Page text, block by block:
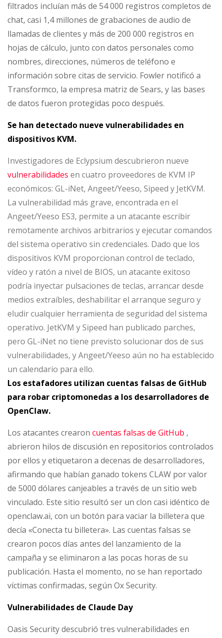
filtrados incluían más de 54 000 registros completos de
chat, casi 1,4 millones de grabaciones de audio de
llamadas de clientes y más de 200 000 registros en
hojas de cálculo, junto con datos personales como
nombres, direcciones, números de teléfono e
información sobre citas de servicio. Fowler notificó a
Transformco, la empresa matriz de Sears, y las bases
de datos fueron protegidas poco después.
Se han detectado nueve vulnerabilidades en
dispositivos KVM.
Investigadores de Eclypsium descubrieron nueve
vulnerabilidades en cuatro proveedores de KVM IP
económicos: GL-iNet, Angeet/Yeeso, Sipeed y JetKVM.
La vulnerabilidad más grave, encontrada en el
Angeet/Yeeso ES3, permite a un atacante escribir
remotamente archivos arbitrarios y ejecutar comandos
del sistema operativo sin credenciales. Dado que los
dispositivos KVM proporcionan control de teclado,
vídeo y ratón a nivel de BIOS, un atacante exitoso
podría inyectar pulsaciones de teclas, arrancar desde
medios extraíbles, deshabilitar el arranque seguro y
eludir cualquier herramienta de seguridad del sistema
operativo. JetKVM y Sipeed han publicado parches,
pero GL-iNet no tiene previsto solucionar dos de sus
vulnerabilidades, y Angeet/Yeeso aún no ha establecido
un calendario para ello.
Los estafadores utilizan cuentas falsas de GitHub
para robar criptomonedas a los desarrolladores de
OpenClaw.
Los atacantes crearon cuentas falsas de GitHub ,
abrieron hilos de discusión en repositorios controlados
por ellos y etiquetaron a decenas de desarrolladores,
afirmando que habían ganado tokens CLAW por valor
de 5000 dólares canjeables a través de un sitio web
vinculado. Este sitio resultó ser un clon casi idéntico de
openclaw.ai, con un botón para vaciar la billetera que
decía «Conecta tu billetera». Las cuentas falsas se
crearon pocos días antes del lanzamiento de la
campaña y se eliminaron a las pocas horas de su
publicación. Hasta el momento, no se han reportado
víctimas confirmadas, según Ox Security.
Vulnerabilidades de Claude Day
Oasis Security descubrió tres vulnerabilidades en